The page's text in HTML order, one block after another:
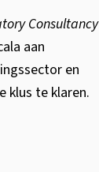
Consultancy
aan
en
klus te klaren.